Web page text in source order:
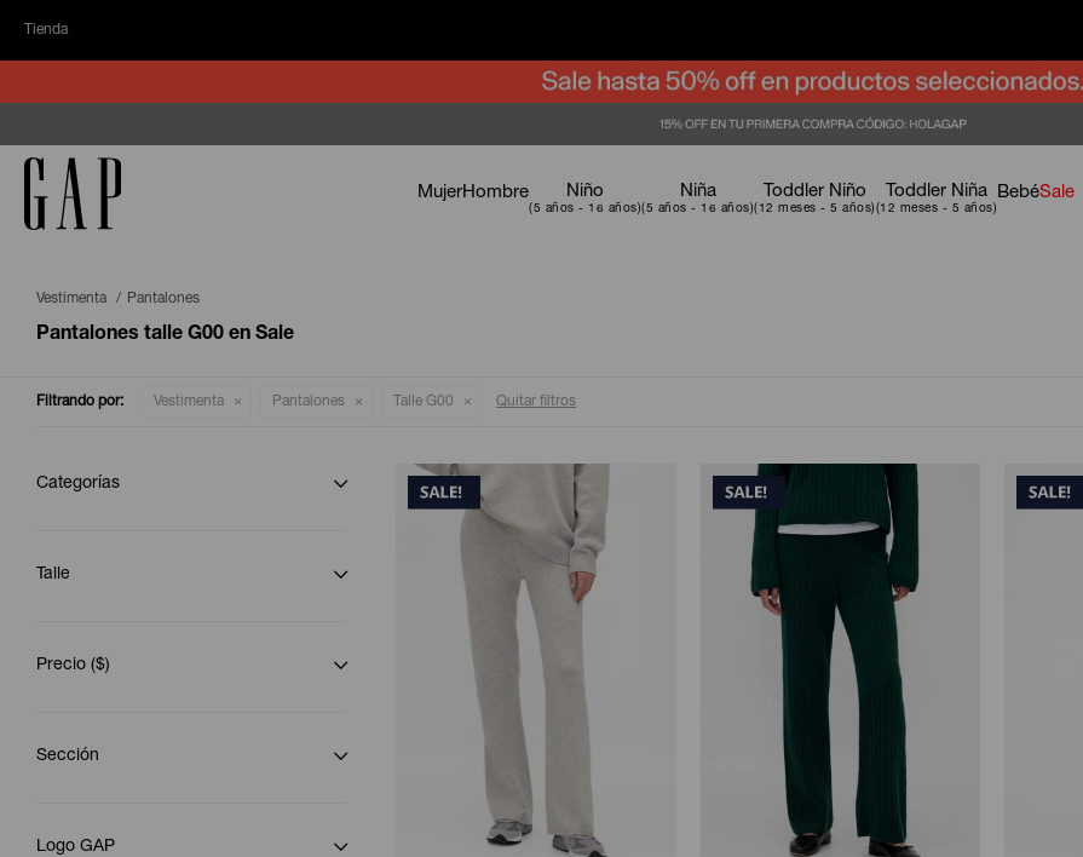
Tienda
MujerHombre Niño Niña Toddler Niño Toddler Niña BebéSale
Vestimenta Pantalones
Pantalones talle G00 en Sale
Filtrando por: Vestimenta Pantalones Talle G00 Quitar filtros
Categorías
Talle
Precio ($)
Sección
Logo GAP